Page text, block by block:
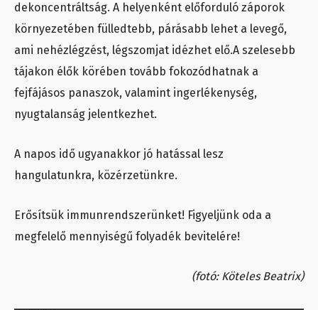
dekoncentráltság. A helyenként előforduló záporok
környezetében fülledtebb, párásabb lehet a levegő,
ami nehézlégzést, légszomjat idézhet elő.A szelesebb
tájakon élők körében tovább fokozódhatnak a
fejfájásos panaszok, valamint ingerlékenység,
nyugtalanság jelentkezhet.
A napos idő ugyanakkor jó hatással lesz
hangulatunkra, közérzetünkre.
Erősítsük immunrendszerünket! Figyeljünk oda a
megfelelő mennyiségű folyadék bevitelére!
(fotó: Köteles Beatrix)